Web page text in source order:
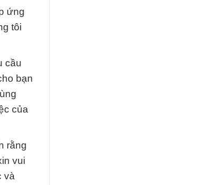
ứng
tôi
cầu
bạn
của
rằng
vui
và